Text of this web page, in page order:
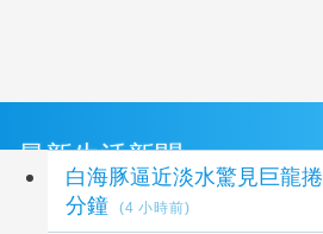
最新生活新聞
白海豚逼近淡水驚見巨龍
分鐘
(4 小時前)